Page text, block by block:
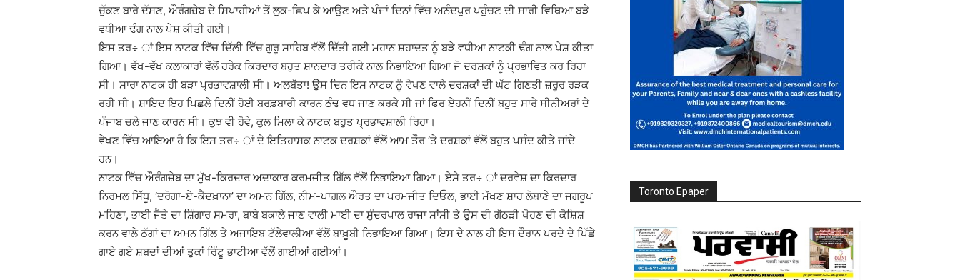
ਚੁੱਕਣ ਬਾਰੇ ਦੱਸਣ, ਔਰੰਗਜ਼ੇਬ ਦੇ ਸਿਪਾਹੀਆਂ ਤੋਂ ਲੁਕ-ਛਿਪ ਕੇ ਆਉਣ ਅਤੇ ਪੰਜਾਂ ਦਿਨਾਂ ਵਿੱਚ ਅਨੰਦਪੁਰ ਪਹੁੰਚਣ ਦੀ ਸਾਰੀ ਵਿਥਿਆ ਬੜੇ
ਵਧੀਆ ਢੰਗ ਨਾਲ ਪੇਸ਼ ਕੀਤੀ ਗਈ।
ਇਸ ਤਰ÷ ਾਂ ਇਸ ਨਾਟਕ ਵਿੱਚ ਦਿੱਲੀ ਵਿੱਚ ਗੁਰੂ ਸਾਹਿਬ ਵੱਲੋਂ ਦਿੱਤੀ ਗਈ ਮਹਾਨ ਸ਼ਹਾਦਤ ਨੂੰ ਬੜੇ ਵਧੀਆ ਨਾਟਕੀ ਢੰਗ ਨਾਲ ਪੇਸ਼ ਕੀਤਾ
ਗਿਆ। ਵੱਖ-ਵੱਖ ਕਲਾਕਾਰਾਂ ਵੱਲੋਂ ਹਰੇਕ ਕਿਰਦਾਰ ਬਹੁਤ ਸ਼ਾਨਦਾਰ ਤਰੀਕੇ ਨਾਲ ਨਿਭਾਇਆ ਗਿਆ ਜੋ ਦਰਸ਼ਕਾਂ ਨੂੰ ਪ੍ਰਭਾਵਿਤ ਕਰ ਰਿਹਾ
ਸੀ। ਸਾਰਾ ਨਾਟਕ ਹੀ ਬੜਾ ਪ੍ਰਭਾਵਸ਼ਾਲੀ ਸੀ। ਅਲਬੱਤਾ! ਉਸ ਦਿਨ ਇਸ ਨਾਟਕ ਨੂੰ ਵੇਖਣ ਵਾਲੇ ਦਰਸ਼ਕਾਂ ਦੀ ਘੱਟ ਗਿਣਤੀ ਜ਼ਰੂਰ ਰੜਕ
ਰਹੀ ਸੀ। ਸ਼ਾਇਦ ਇਹ ਪਿਛਲੇ ਦਿਨੀਂ ਹੋਈ ਬਰਫ਼ਬਾਰੀ ਕਾਰਨ ਠੰਢ ਵਧ ਜਾਣ ਕਰਕੇ ਸੀ ਜਾਂ ਫਿਰ ਏਹਨੀਂ ਦਿਨੀਂ ਬਹੁਤ ਸਾਰੇ ਸੀਨੀਅਰਾਂ ਦੇ
ਪੰਜਾਬ ਚਲੇ ਜਾਣ ਕਾਰਨ ਸੀ। ਕੁਝ ਵੀ ਹੋਵੇ, ਕੁਲ ਮਿਲਾ ਕੇ ਨਾਟਕ ਬਹੁਤ ਪ੍ਰਭਾਵਸ਼ਾਲੀ ਰਿਹਾ।
ਵੇਖਣ ਵਿੱਚ ਆਇਆ ਹੈ ਕਿ ਇਸ ਤਰ÷ ਾਂ ਦੇ ਇਤਿਹਾਸਕ ਨਾਟਕ ਦਰਸ਼ਕਾਂ ਵੱਲੋਂ ਆਮ ਤੌਰ ‘ਤੇ ਦਰਸ਼ਕਾਂ ਵੱਲੋਂ ਬਹੁਤ ਪਸੰਦ ਕੀਤੇ ਜਾਂਦੇ
ਹਨ।
ਨਾਟਕ ਵਿੱਚ ਔਰੰਗਜ਼ੇਬ ਦਾ ਮੁੱਖ-ਕਿਰਦਾਰ ਅਦਾਕਾਰ ਕਰਮਜੀਤ ਗਿੱਲ ਵੱਲੋਂ ਨਿਭਾਇਆ ਗਿਆ। ਏਸੇ ਤਰ÷ ਾਂ ਦਰਵੇਸ਼ ਦਾ ਕਿਰਦਾਰ
ਨਿਰਮਲ ਸਿੱਧੂ, ‘ਦਰੋਗਾ-ਏ-ਕੈਦਖ਼ਾਨਾ’ ਦਾ ਅਮਨ ਗਿੱਲ, ਨੀਮ-ਪਾਗ਼ਲ ਔਰਤ ਦਾ ਪਰਮਜੀਤ ਦਿਓਲ, ਭਾਈ ਮੱਖਣ ਸ਼ਾਹ ਲੋਬਾਣੇ ਦਾ ਜਗਰੂਪ
ਮਹਿਣਾ, ਭਾਈ ਜੈਤੇ ਦਾ ਸ਼ਿੰਗਾਰ ਸਮਰਾ, ਬਾਬੇ ਬਕਾਲੇ ਜਾਣ ਵਾਲੀ ਮਾਈ ਦਾ ਸੁੰਦਰਪਾਲ ਰਾਜਾ ਸਾਂਸੀ ਤੇ ਉਸ ਦੀ ਗੱਠੜੀ ਖੋਹਣ ਦੀ ਕੋਸ਼ਿਸ਼
ਕਰਨ ਵਾਲੇ ਠੱਗਾਂ ਦਾ ਅਮਨ ਗਿੱਲ ਤੇ ਅਜਾਇਬ ਟੱਲੇਵਾਲੀਆ ਵੱਲੋਂ ਬਾਖ਼ੂਬੀ ਨਿਭਾਇਆ ਗਿਆ। ਇਸ ਦੇ ਨਾਲ ਹੀ ਇਸ ਦੌਰਾਨ ਪਰਦੇ ਦੇ ਪਿੱਛੇ
ਗਾਏ ਗਏ ਸ਼ਬਦਾਂ ਦੀਆਂ ਤੁਕਾਂ ਰਿੰਟੂ ਭਾਟੀਆ ਵੱਲੋਂ ਗਾਈਆਂ ਗਈਆਂ।
Toronto Epaper